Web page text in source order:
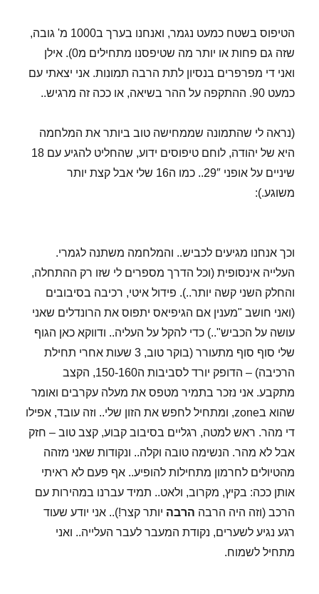
הטיפוס בשטח כמעט נגמר, ואנחנו בערך ב1000 מ' גובה,
שזה גם פחות או יותר מה שטיפסנו מתחילים מ0). אילן
ואני די מפרפרים בנסיון לתת הרבה תמונות. אני יצאתי עם
כמעט 90. ההתקפה על ההר בשיאה, או ככה זה מרגיש..
(נראה לי שהתמונה שממחישה טוב ביותר את המלחמה
היא של יהודה, לוחם טיפוסים ידוע, שהחליט להגיע עם 18
שיניים על אופני 29″.. כמו ה16 שלי אבל קצת יותר
משוגע.):
וכך אנחנו מגיעים לכביש.. והמלחמה משתנה לגמרי.
העלייה אינסופית (וכל הדרך מספרים לי שזו רק ההתחלה,
והחלק השני קשה יותר..). פידול איטי, רכיבה בסיבובים
(ואני חושב "מענין אם הגיפיאס יתפוס את הרונדלים שאני
עושה על הכביש"..) כדי להקל על העליה.. ודווקא כאן הגוף
שלי סוף סוף מתעורר (בוקר טוב, 3 שעות אחרי תחילת
הרכיבה) – הדופק יורד לסביבות ה150-160, הקצב
מתקבע. אני נזכר בתמיר מטפס את מעלה עקרבים ואומר
שהוא בzone, ומתחיל לחפש את הזון שלי.. וזה עובד, אפילו
די מהר. ראש למטה, רגליים בסיבוב קבוע, קצב טוב – חזק
אבל לא מהר. הנשימה טובה וקלה.. ונקודות שאני מזהה
מהטיולים לחרמון מתחילות להופיע.. אף פעם לא ראיתי
אותן ככה: בקיץ, מקרוב, ולאט.. תמיד עברנו במהירות עם
הרכב (וזה היה הרבה הרבה יותר קצר!).. אני יודע שעוד
רגע נגיע לשערים, נקודת המעבר לעבר העלייה.. ואני
מתחיל לשמוח.